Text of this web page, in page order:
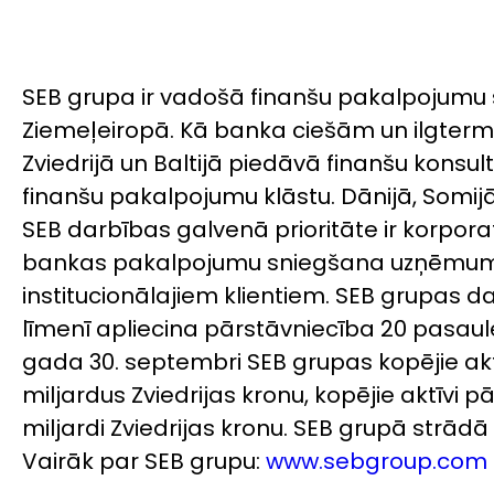
SEB grupa ir vadošā finanšu pakalpojumu
Ziemeļeiropā. Kā banka ciešām un
Zviedrijā un Baltijā piedāvā finanšu
finanšu pakalpojumu klāstu. Dānijā,
SEB darbības galvenā prioritāte ir
bankas pakalpojumu sniegšana
institucionālajiem klientiem. SEB grupas
līmenī apliecina pārstāvniecība 20
gada 30. septembri SEB grupas kopējie
miljardus Zviedrijas kronu, kopējie aktīvi
miljardi Zviedrijas kronu. SEB grupā
Vairāk par SEB grupu: www.sebgroup.com